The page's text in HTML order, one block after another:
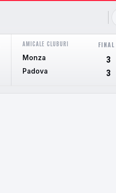
AMICALE CLUBURI FINAL
Monza 3
Padova 3